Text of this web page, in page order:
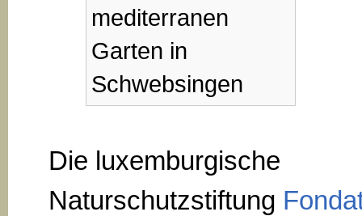
mediterranen
Garten in
Schwebsingen
Die luxemburgische
Naturschutzstiftung